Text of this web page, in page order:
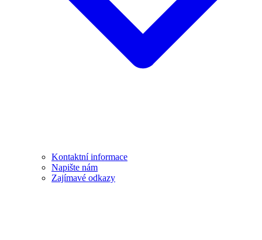
Kontaktní informace
Napište nám
Zajímavé odkazy